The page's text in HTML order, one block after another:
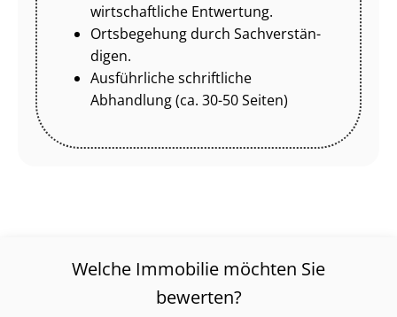
wirtschaftliche Entwertung.
Ortsbegehung durch Sach­ver­stän­
di­gen.
Ausführliche schriftliche
Abhandlung (ca. 30-50 Seiten)
Welche Immobilie möchten Sie
bewerten?